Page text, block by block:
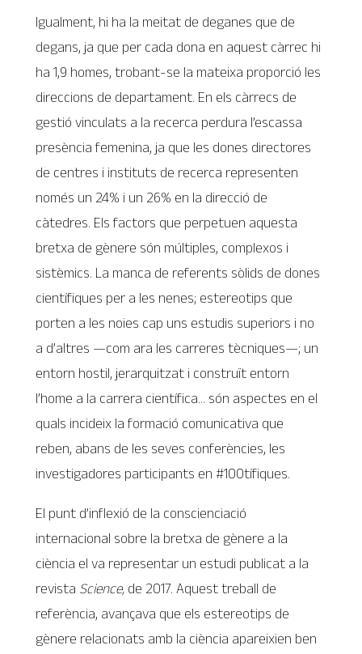
Igualment, hi ha la meitat de deganes que de
degans, ja que per cada dona en aquest càrrec hi
ha 1,9 homes, trobant-se la mateixa proporció les
direccions de departament. En els càrrecs de
gestió vinculats a la recerca perdura l’escassa
presència femenina, ja que les dones directores
de centres i instituts de recerca representen
només un 24% i un 26% en la direcció de
càtedres. Els factors que perpetuen aquesta
bretxa de gènere són múltiples, complexos i
sistèmics. La manca de referents sòlids de dones
científiques per a les nenes; estereotips que
porten a les noies cap uns estudis superiors i no
a d’altres —com ara les carreres tècniques—‍; un
entorn hostil, jerarquitzat i construït entorn
l’home a la carrera científica… són aspectes en el
quals incideix la formació comunicativa que
reben, abans de les seves conferències, les
investigadores participants en #100tífiques.
El punt d’inflexió de la conscienciació
internacional sobre la bretxa de gènere a la
ciència el va representar un estudi publicat a la
revista Science, de 2017. Aquest treball de
referència, avançava que els estereotips de
gènere relacionats amb la ciència apareixien ben